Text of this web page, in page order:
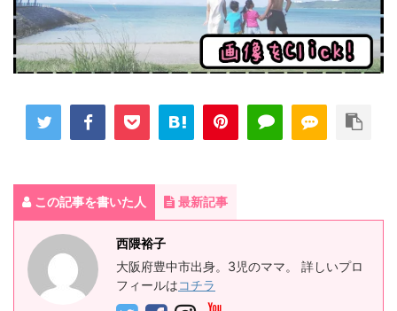
この記事を書いた人 最新記事
西隈裕子
大阪府豊中市出身。3児のママ。 詳しいプロ
フィールはコチラ